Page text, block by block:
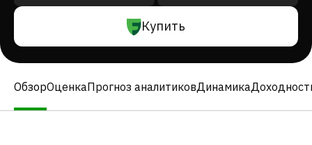
Купить
ОбзорОценкаПрогноз аналитиковДинамика